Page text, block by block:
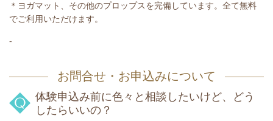
＊ヨガマット、その他のプロップスを完備しています。全て無料
でご利用いただけます。
-
お問合せ・お申込みについて
体験申込み前に色々と相談したいけど、どう
したらいいの？